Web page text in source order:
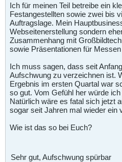
Ich für meinen Teil betreibe ein
Festangestellten sowie zwei bis
Auftragslage. Mein
Webseitenerstellung sondern
Zusammenhang mit
sowie Präsentationen für
Ich muss sagen, dass seit
Aufschwung zu verzeichnen ist.
Ergebnis im ersten Quartal war
so gut. Vom Gefühl her würde
Natürlich wäre es fatal sich jetzt
sogar seit Jahren mal wieder ein
Wie ist das so bei Euch?
Sehr gut, Aufschwung spürbar